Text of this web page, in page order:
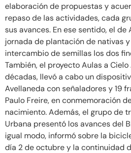
elaboración de propuestas y
repaso de las actividades, cada
sus avances. En ese sentido, el de
jornada de plantación de nativas
intercambio de semillas los dos
También, el proyecto Aulas a
décadas, llevó a cabo un
Avellaneda con señaladores y 19
Paulo Freire, en conmemoración
nacimiento. Además, el grupo de
Urbana presentó los avances del
igual modo, informó sobre la
día 2 de octubre y la continuidad